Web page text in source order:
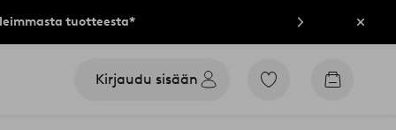
tuotteesta* Sulje
Kirjaudu sisään
Siirry
Siirry